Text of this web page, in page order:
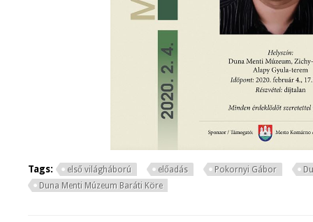
Tags: első világháború előadás Pokornyi Gábor
Duna Menti Múzeum Baráti Köre